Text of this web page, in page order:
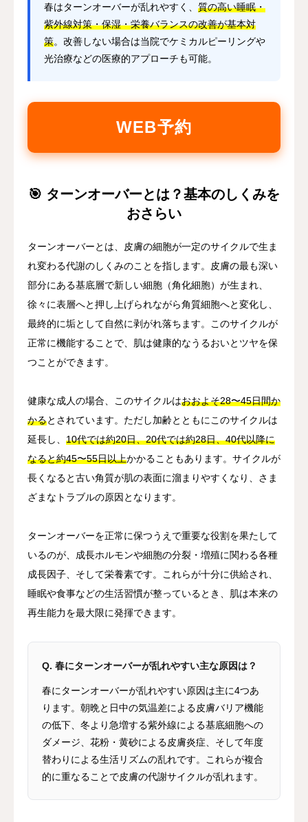
春はターンオーバーが乱れやすく、 質の高い睡眠・
紫外線対策・保湿・栄養バランスの改善が基本対
策。改善しない場合は当院でケミカルピーリングや
光治療などの医療的アプローチも可能。
WEB予約
🎯 ターンオーバーとは？基本のしくみを
おさらい
ターンオーバーとは、皮膚の細胞が一定のサイクルで生ま
れ変わる代謝のしくみのことを指します。皮膚の最も深い
部分にある基底層で新しい細胞（角化細胞）が生まれ、
徐々に表層へと押し上げられながら角質細胞へと変化し、
最終的に垢として自然に剥がれ落ちます。このサイクルが
正常に機能することで、肌は健康的なうるおいとツヤを保
つことができます。
健康な成人の場合、このサイクルはおおよそ28〜45日間か
かるとされています。ただし加齢とともにこのサイクルは
延長し、 10代では約20日、20代では約28日、40代以降に
なると約45〜55日以上かかることもあります。サイクルが
長くなると古い角質が肌の表面に溜まりやすくなり、さま
ざまなトラブルの原因となります。
ターンオーバーを正常に保つうえで重要な役割を果たして
いるのが、成長ホルモンや細胞の分裂・増殖に関わる各種
成長因子、そして栄養素です。これらが十分に供給され、
睡眠や食事などの生活習慣が整っているとき、肌は本来の
再生能力を最大限に発揮できます。
Q. 春にターンオーバーが乱れやすい主な原因は？
春にターンオーバーが乱れやすい原因は主に4つあ
ります。朝晩と日中の気温差による皮膚バリア機能
の低下、冬より急増する紫外線による基底細胞への
ダメージ、花粉・黄砂による皮膚炎症、そして年度
替わりによる生活リズムの乱れです。これらが複合
的に重なることで皮膚の代謝サイクルが乱れます。